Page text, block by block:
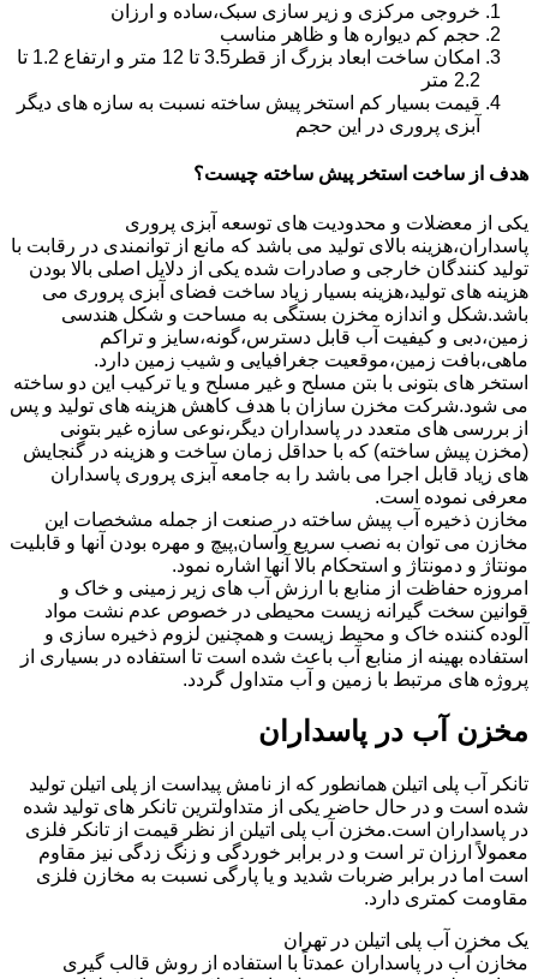
خروجی مرکزی و زیر سازی سبک،ساده و ارزان
حجم کم دیواره ها و ظاهر مناسب
امکان ساخت ابعاد بزرگ از قطر3.5 تا 12 متر و ارتفاع 1.2 تا
2.2 متر
قیمت بسیار کم استخر پیش ساخته نسبت به سازه های دیگر
آبزی پروری در این حجم
هدف از ساخت استخر پیش ساخته چیست؟
یکی از معضلات و محدودیت های توسعه آبزی پروری
پاسداران،هزینه بالای تولید می باشد که مانع از توانمندی در رقابت با
تولید کنندگان خارجی و صادرات شده یکی از دلایل اصلی بالا بودن
هزینه های تولید،هزینه بسیار زیاد ساخت فضای آبزی پروری می
باشد.شکل و اندازه مخزن بستگی به مساحت و شکل هندسی
زمین،دبی و کیفیت آب قابل دسترس،گونه،سایز و تراکم
ماهی،بافت زمین،موقعیت جغرافیایی و شیب زمین دارد.
استخر های بتونی با بتن مسلح و غیر مسلح و یا ترکیب این دو ساخته
می شود.شرکت مخزن سازان با هدف کاهش هزینه های تولید و پس
از بررسی های متعدد در پاسداران دیگر،نوعی سازه غیر بتونی
(مخزن پیش ساخته) که با حداقل زمان ساخت و هزینه در گنجایش
های زیاد قابل اجرا می باشد را به جامعه آبزی پروری پاسداران
معرفی نموده است.
مخازن ذخیره آب پیش ساخته در صنعت از جمله مشخصات این
مخازن می توان به نصب سریع وآسان,پیچ و مهره بودن آنها و قابلیت
مونتاژ و دمونتاژ و استحکام بالا آنها اشاره نمود.
امروزه حفاظت از منابع با ارزش آب های زیر زمینی و خاک و
قوانین سخت گیرانه زیست محیطی در خصوص عدم نشت مواد
آلوده کننده خاک و محیط زیست و همچنین لزوم ذخیره سازی و
استفاده بهینه از منابع آب باعث شده است تا استفاده در بسیاری از
پروژه های مرتبط با زمین و آب متداول گردد.
مخزن آب در پاسداران
تانکر آب پلی اتیلن همانطور که از نامش پیداست از پلی اتیلن تولید
شده است و در حال حاضر یکی از متداولترین تانکر های تولید شده
در پاسداران است.مخزن آب پلی اتیلن از نظر قیمت از تانکر فلزی
معمولاً ارزان تر است و در برابر خوردگی و زنگ زدگی نیز مقاوم
است اما در برابر ضربات شدید و یا پارگی نسبت به مخازن فلزی
مقاومت کمتری دارد.
یک مخزن آب پلی اتیلن در تهران
مخازن آب در پاسداران عمدتاً با استفاده از روش قالب گیری